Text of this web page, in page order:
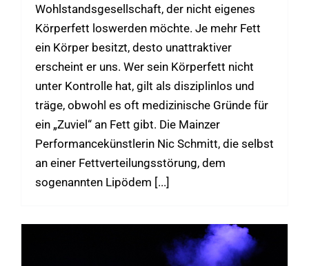
Wohlstandsgesellschaft, der nicht eigenes
Körperfett loswerden möchte. Je mehr Fett
ein Körper besitzt, desto unattraktiver
erscheint er uns. Wer sein Körperfett nicht
unter Kontrolle hat, gilt als disziplinlos und
träge, obwohl es oft medizinische Gründe für
ein „Zuviel“ an Fett gibt. Die Mainzer
Performancekünstlerin Nic Schmitt, die selbst
an einer Fettverteilungsstörung, dem
sogenannten Lipödem [...]